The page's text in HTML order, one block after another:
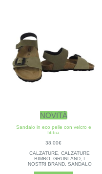
NOVITÀ
Sandalo in eco pelle con velcro e
fibbia
38,00€
CALZATURE
,CALZATURE
BIMBO ,GRUNLAND
I
NOSTRI BRAND, SANDALO